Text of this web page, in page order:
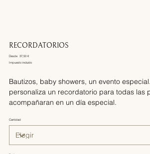
RECORDATORIOS
Desde Precio
37,50 €
Impuesto incluido
Bautizos, baby showers, un evento
personaliza un recordatorio para todas las
acompañaran en un día especial.
Cantidad